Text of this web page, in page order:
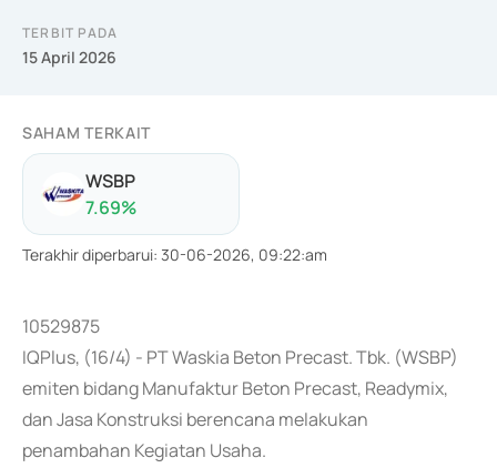
TERBIT PADA
15 April 2026
SAHAM TERKAIT
WSBP
7.69%
Terakhir diperbarui: 30-06-2026, 09:22:am
10529875
IQPlus, (16/4) - PT Waskia Beton Precast. Tbk. (WSBP)
emiten bidang Manufaktur Beton Precast, Readymix,
dan Jasa Konstruksi berencana melakukan
penambahan Kegiatan Usaha.